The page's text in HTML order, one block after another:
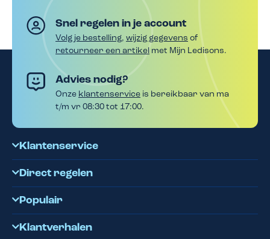
Snel regelen in je account
Volg je bestelling, wijzig gegevens of
retourneer een artikel met Mijn Ledisons.
Advies nodig?
Onze klantenservice is bereikbaar van ma
t/m vr 08:30 tot 17:00.
Klantenservice
Direct regelen
Populair
Klantverhalen